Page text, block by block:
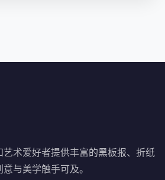
艺术爱好者提供丰富的黑板报、折纸
与美学触手可及。